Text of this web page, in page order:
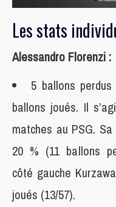
Les stats
Alessandro Florenzi :
5 ballons
ballons joués. Il
matches au PSG.
20 % (11 ballons
côté gauche
joués (13/57).